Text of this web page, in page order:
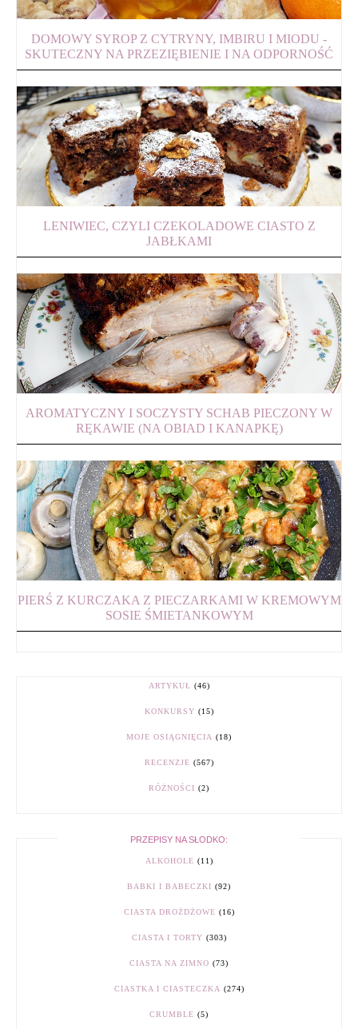
DOMOWY SYROP Z CYTRYNY, IMBIRU I MIODU -
SKUTECZNY NA PRZEZIĘBIENIE I NA ODPORNOŚĆ
LENIWIEC, CZYLI CZEKOLADOWE CIASTO Z
JABŁKAMI
AROMATYCZNY I SOCZYSTY SCHAB PIECZONY W
RĘKAWIE (NA OBIAD I KANAPKĘ)
PIERŚ Z KURCZAKA Z PIECZARKAMI W KREMOWYM
SOSIE ŚMIETANKOWYM
ARTYKUŁ (46)
KONKURSY (15)
MOJE OSIĄGNIĘCIA (18)
RECENZJE (567)
RÓŻNOŚCI (2)
PRZEPISY NA SŁODKO:
ALKOHOLE (11)
BABKI I BABECZKI (92)
CIASTA DROŻDŻOWE (16)
CIASTA I TORTY (303)
CIASTA NA ZIMNO (73)
CIASTKA I CIASTECZKA (274)
CRUMBLE (5)